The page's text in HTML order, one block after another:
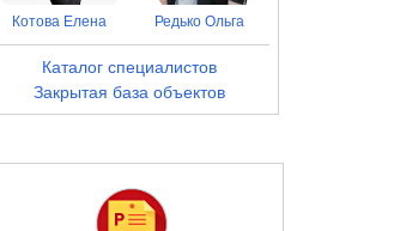
Котова Елена Редько Ольга
Каталог специалистов
Закрытая база объектов